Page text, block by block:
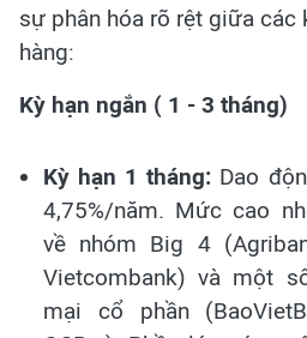
sự phân hóa rõ rệt giữa các
hàng:
Kỳ hạn ngắn ( 1 - 3 tháng)
Kỳ hạn 1 tháng: Dao
4,75%/năm. Mức cao
về nhóm Big 4
Vietcombank) và một
mại cổ phần